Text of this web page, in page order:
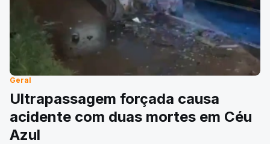
Geral
Ultrapassagem forçada causa
acidente com duas mortes em Céu
Azul